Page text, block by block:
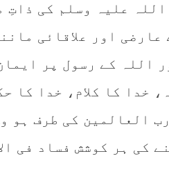
علیہ وسلم کی
عارضی اور علاقائی
اللہ کے رسول پر
خدا کا کلام، خدا کا
العالمین کی طرف ہو
کی ہر کوشش فساد فی